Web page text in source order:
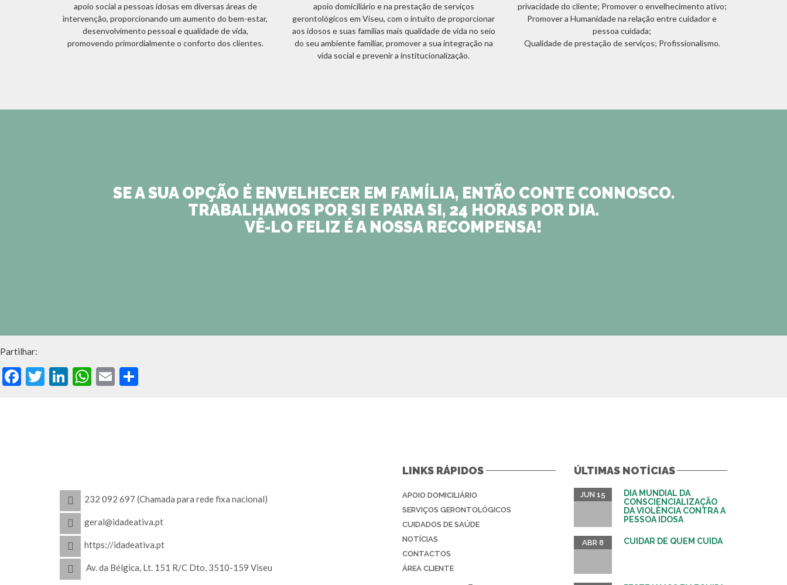
apoio social a pessoas idosas em diversas áreas de
intervenção, proporcionando um aumento do bem-estar,
desenvolvimento pessoal e qualidade de vida,
promovendo primordialmente o conforto dos clientes.
apoio domiciliário e na prestação de serviços
gerontológicos em Viseu, com o intuito de proporcionar
aos idosos e suas famílias mais qualidade de vida no seio
do seu ambiente familiar, promover a sua integração na
vida social e prevenir a institucionalização.
privacidade do cliente; Promover o envelhecimento ativo;
Promover a Humanidade na relação entre cuidador e
pessoa cuidada;
Qualidade de prestação de serviços; Profissionalismo.
SE A SUA OPÇÃO É ENVELHECER EM FAMÍLIA, ENTÃO CONTE CONNOSCO.
TRABALHAMOS POR SI E PARA SI, 24 HORAS POR DIA.
VÊ-LO FELIZ É A NOSSA RECOMPENSA!
Partilhar:
Facebook
Twitter
LinkedIn
WhatsApp
Email
232 092 697 (Chamada para rede fixa nacional)
geral@idadeativa.pt
https://idadeativa.pt
Av. da Bélgica, Lt. 151 R/C Dto, 3510-159 Viseu
LINKS RÁPIDOS
APOIO DOMICILIÁRIO
SERVIÇOS GERONTOLÓGICOS
CUIDADOS DE SAÚDE
NOTÍCIAS
CONTACTOS
ÁREA CLIENTE
ÚLTIMAS NOTÍCIAS
DIA MUNDIAL DA
CONSCIENCIALIZAÇÃO
DA VIOLÊNCIA CONTRA A
PESSOA IDOSA
JUN 15
CUIDAR DE QUEM CUIDA
ABR 8